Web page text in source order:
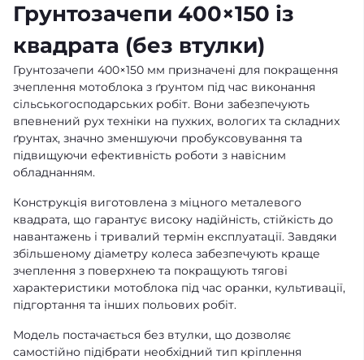
Грунтозачепи 400×150 із
квадрата (без втулки)
Грунтозачепи 400×150 мм призначені для покращення
зчеплення мотоблока з ґрунтом під час виконання
сільськогосподарських робіт. Вони забезпечують
впевнений рух техніки на пухких, вологих та складних
ґрунтах, значно зменшуючи пробуксовування та
підвищуючи ефективність роботи з навісним
обладнанням.
Конструкція виготовлена з міцного металевого
квадрата, що гарантує високу надійність, стійкість до
навантажень і тривалий термін експлуатації. Завдяки
збільшеному діаметру колеса забезпечують краще
зчеплення з поверхнею та покращують тягові
характеристики мотоблока під час оранки, культивації,
підгортання та інших польових робіт.
Модель постачається без втулки, що дозволяє
самостійно підібрати необхідний тип кріплення